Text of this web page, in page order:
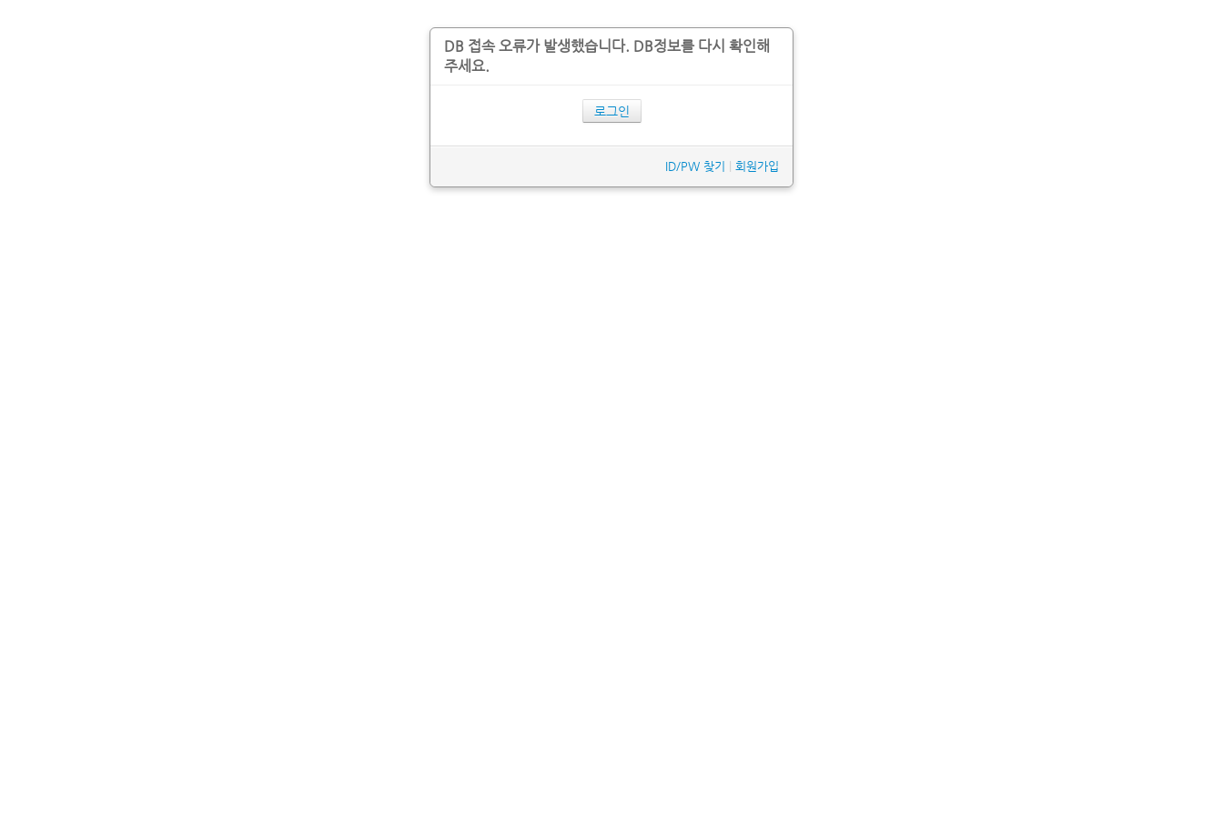
DB 접속 오류가 발생했습니다. DB정보를 다시 확인해
주세요.
로그인
ID/PW 찾기 회원가입